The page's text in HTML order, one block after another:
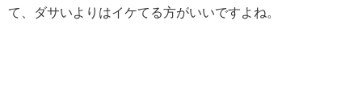
て、ダサいよりはイケてる方がいいですよね。